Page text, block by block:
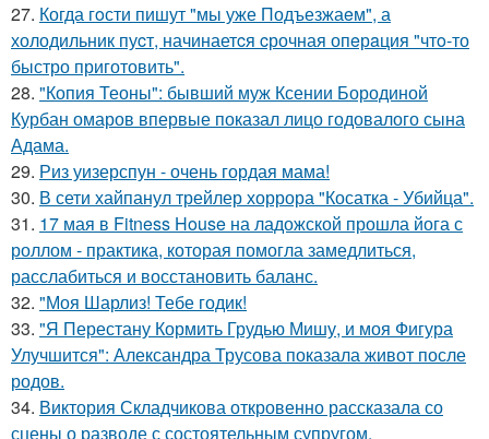
27. Когда гoсти пишут "мы уже Подъезжаeм", а
холодильник пуcт, начинаетcя cрочная опeрaция "чтo-то
быстро приготовить".
28. "Копия Теоны": бывший муж Ксении Бородиной
Курбан омаров впервые показал лицо годовалого сына
Адама.
29. Риз уизерспун - очень гордая мама!
30. В сети хайпанул трейлер хоррора "Косатка - Убийца".
31. 17 мая в Fitness House на ладожской прошла йога с
роллом - практика, которая помогла замедлиться,
расслабиться и восстановить баланс.
32. "Моя Шарлиз! Тебе годик!
33. "Я Перестану Кормить Грудью Мишу, и моя Фигура
Улучшится": Александра Трусова показала живот после
родов.
34. Виктория Складчикова откровенно рассказала со
сцены о разводе с состоятельным супругом.